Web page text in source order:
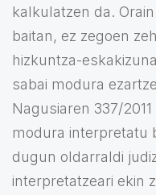
kalkulatzen da.
baitan, ez zegoen
hizkuntza-
sabai modura
Nagusiaren 337/
modura interpretatu
dugun oldarraldi
interpretatzeari ekin